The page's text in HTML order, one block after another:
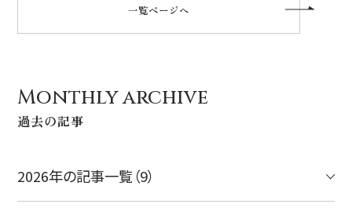
一覧ページへ
Monthly archive
過去の記事
2026年の記事一覧（9）